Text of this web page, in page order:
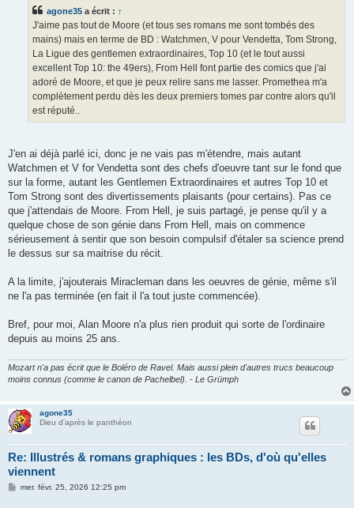
agone35 a écrit : ↑
J'aime pas tout de Moore (et tous ses romans me sont tombés des
mains) mais en terme de BD : Watchmen, V pour Vendetta, Tom Strong,
La Ligue des gentlemen extraordinaires, Top 10 (et le tout aussi
excellent Top 10: the 49ers), From Hell font partie des comics que j'ai
adoré de Moore, et que je peux relire sans me lasser. Promethea m'a
complètement perdu dès les deux premiers tomes par contre alors qu'il
est réputé..
J'en ai déjà parlé ici, donc je ne vais pas m'étendre, mais autant
Watchmen et V for Vendetta sont des chefs d'oeuvre tant sur le fond que
sur la forme, autant les Gentlemen Extraordinaires et autres Top 10 et
Tom Strong sont des divertissements plaisants (pour certains). Pas ce
que j'attendais de Moore. From Hell, je suis partagé, je pense qu'il y a
quelque chose de son génie dans From Hell, mais on commence
sérieusement à sentir que son besoin compulsif d'étaler sa science prend
le dessus sur sa maitrise du récit.
A la limite, j'ajouterais Miracleman dans les oeuvres de génie, même s'il
ne l'a pas terminée (en fait il l'a tout juste commencée).
Bref, pour moi, Alan Moore n'a plus rien produit qui sorte de l'ordinaire
depuis au moins 25 ans.
Mozart n'a pas écrit que le Boléro de Ravel. Mais aussi plein d'autres trucs beaucoup
moins connus (comme le canon de Pachelbel). - Le Grümph
agone35
Dieu d'après le panthéon
Re: Illustrés & romans graphiques : les BDs, d'où qu'elles
viennent
Mmer. févr. 25, 2026 12:25 pm